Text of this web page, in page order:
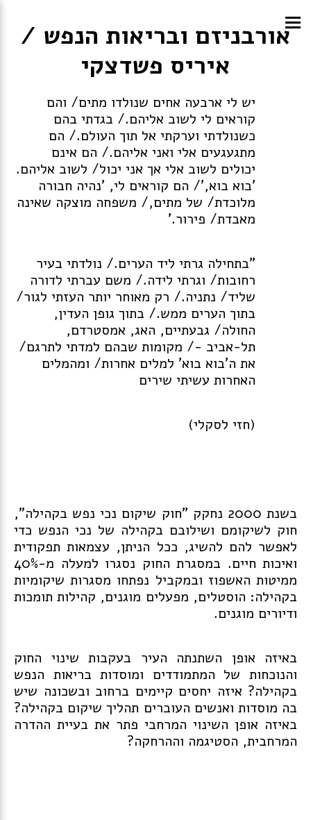
אורבניזם ובריאות הנפש /
איריס פשדצקי
יש לי ארבעה אחים שנולדו מתים/ והם
קוראים לי לשוב אליהם./ בגדתי בהם
כשנולדתי וערקתי אל תוך העולם./ הם
מתגעגעים אלי ואני אליהם./ הם אינם
יכולים לשוב אלי אך אני יכול/ לשוב אליהם.
'בוא בוא,'/ הם קוראים לי, 'נהיה חבורה
מלוכדת/ של מתים,/ משפחה מוצקה שאינה
מאבדת/ פירור.'
"בתחילה גרתי ליד הערים./ נולדתי בעיר
רחובות/ וגרתי לידה./ משם עברתי לדורה
שליד/ נתניה./ רק מאוחר יותר העזתי לגור/
בתוך הערים ממש./ בתוך גופן העדין,
החולה/ גבעתיים, האג, אמסטרדם,
תל-אביב -/ מקומות שבהם למדתי לתרגם/
את ה'בוא בוא' למלים אחרות/ ומהמלים
האחרות עשיתי שירים
(חזי לסקלי)
בשנת 2000 נחקק "חוק שיקום נכי נפש בקהילה",
חוק לשיקומם ושילובם בקהילה של נכי הנפש כדי
לאפשר להם להשיג, ככל הניתן, עצמאות תפקודית
ואיכות חיים. במסגרת החוק נסגרו למעלה מ-40%
ממיטות האשפוז ובמקביל נפתחו מסגרות שיקומיות
בקהילה: הוסטלים, מפעלים מוגנים, קהילות תומכות
ודיורים מוגנים.
באיזה אופן השתנתה העיר בעקבות שינוי החוק
והנוכחות של המתמודדים ומוסדות בריאות הנפש
בקהילה? איזה יחסים קיימים ברחוב ובשכונה שיש
בה מוסדות ואנשים העוברים תהליך שיקום בקהילה?
באיזה אופן השינוי המרחבי פתר את בעיית ההדרה
המרחבית, הסטיגמה וההרחקה?